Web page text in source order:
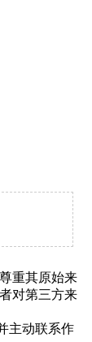
重其原始来
对第三方来
主动联系作